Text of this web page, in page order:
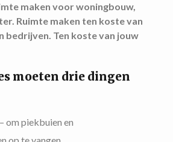
maken voor woningbouw,
Ruimte maken ten koste van
bedrijven. Ten koste van jouw
moeten drie dingen
om piekbuien en